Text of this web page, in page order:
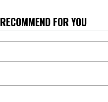
RECOMMEND FOR YOU